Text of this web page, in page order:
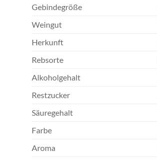
Gebindegröße
Weingut
Herkunft
Rebsorte
Alkoholgehalt
Restzucker
Säuregehalt
Farbe
Aroma